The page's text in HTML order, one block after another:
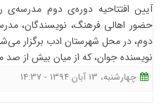
حضور اهالی فرهنگ، نویسندگان،
نویسنده جوان‏، که از میان بیش از صد
چهارشنبه، 13 آبان 1394 - 14:37